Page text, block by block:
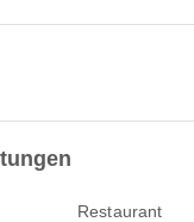
Restaurant